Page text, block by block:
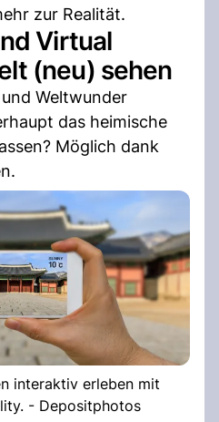
zur Realität.
Virtual
(neu) sehen
Weltwunder
das heimische
Möglich dank
interaktiv erleben mit
- Depositphotos